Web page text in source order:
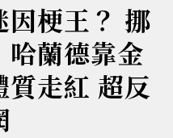
梗王？ 挪
哈蘭德靠金
走紅 超反